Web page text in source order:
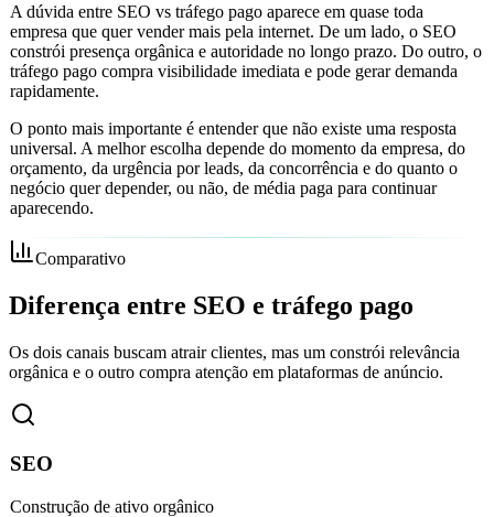
A dúvida entre SEO vs tráfego pago aparece em quase toda
empresa que quer vender mais pela internet. De um lado, o SEO
constrói presença orgânica e autoridade no longo prazo. Do outro, o
tráfego pago compra visibilidade imediata e pode gerar demanda
rapidamente.
O ponto mais importante é entender que não existe uma resposta
universal. A melhor escolha depende do momento da empresa, do
orçamento, da urgência por leads, da concorrência e do quanto o
negócio quer depender, ou não, de média paga para continuar
aparecendo.
Comparativo
Diferença entre SEO e tráfego pago
Os dois canais buscam atrair clientes, mas um constrói relevância
orgânica e o outro compra atenção em plataformas de anúncio.
SEO
Construção de ativo orgânico